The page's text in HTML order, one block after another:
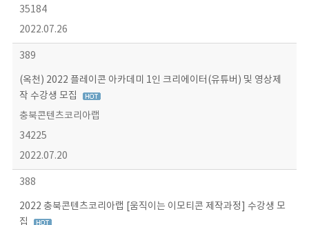
35184
2022.07.26
389
(옥천) 2022 플레이콘 아카데미 1인 크리에이터(유튜버) 및 영상제
작 수강생 모집
충북콘텐츠코리아랩
34225
2022.07.20
388
2022 충북콘텐츠코리아랩 [움직이는 이모티콘 제작과정] 수강생 모
집